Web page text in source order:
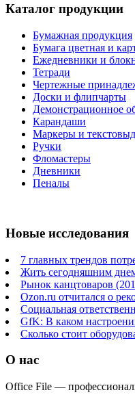
Каталог продукции
Бумажная продукция
Бумага цветная и
Ежедневники и
Тетради
Чертежные
Доски и флипчарты
Демонстрационное
Карандаши
Маркеры и
Ручки
Фломастеры
Дневники
Пеналы
Новые исследования
7 главных трендов
Жить сегодняшним
Рынок канцтоваров
Ozon.ru отчитался о
Социальная
GfK: В каком
Сколько стоит
О нас
Office File —